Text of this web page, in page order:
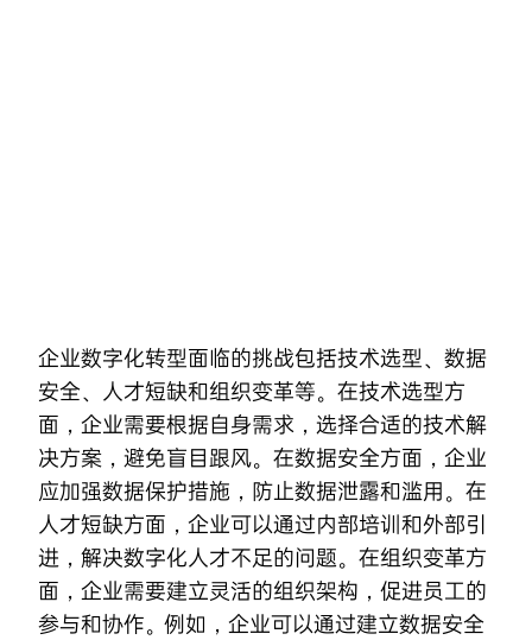
企业数字化转型面临的挑战包括技术选型、数据
安全、人才短缺和组织变革等。在技术选型方
面，企业需要根据自身需求，选择合适的技术解
决方案，避免盲目跟风。在数据安全方面，企业
应加强数据保护措施，防止数据泄露和滥用。在
人才短缺方面，企业可以通过内部培训和外部引
进，解决数字化人才不足的问题。在组织变革方
面，企业需要建立灵活的组织架构，促进员工的
参与和协作。例如，企业可以通过建立数据安全